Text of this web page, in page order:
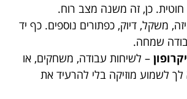
חוטית. כן, זה משנה מצב רוח.
משקל, דיוק, כפתורים נוספים. כף יד
שמחה.
– לשיחות עבודה, משחקים, או
לשמוע מוזיקה בלי להרעיד את